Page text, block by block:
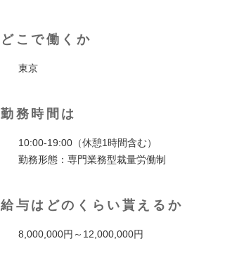
どこで働くか
東京
勤務時間は
10:00-19:00（休憩1時間含む）
勤務形態：専門業務型裁量労働制
給与はどのくらい貰えるか
8,000,000円～12,000,000円